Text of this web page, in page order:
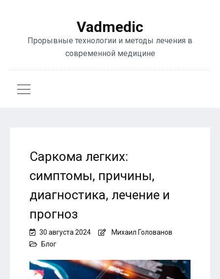
Vadmedic
Прорывные технологии и методы лечения в
современной медицине
Саркома легких:
симптомы, причины,
диагностика, лечение и
прогноз
30 августа 2024
Михаил Голованов
Блог